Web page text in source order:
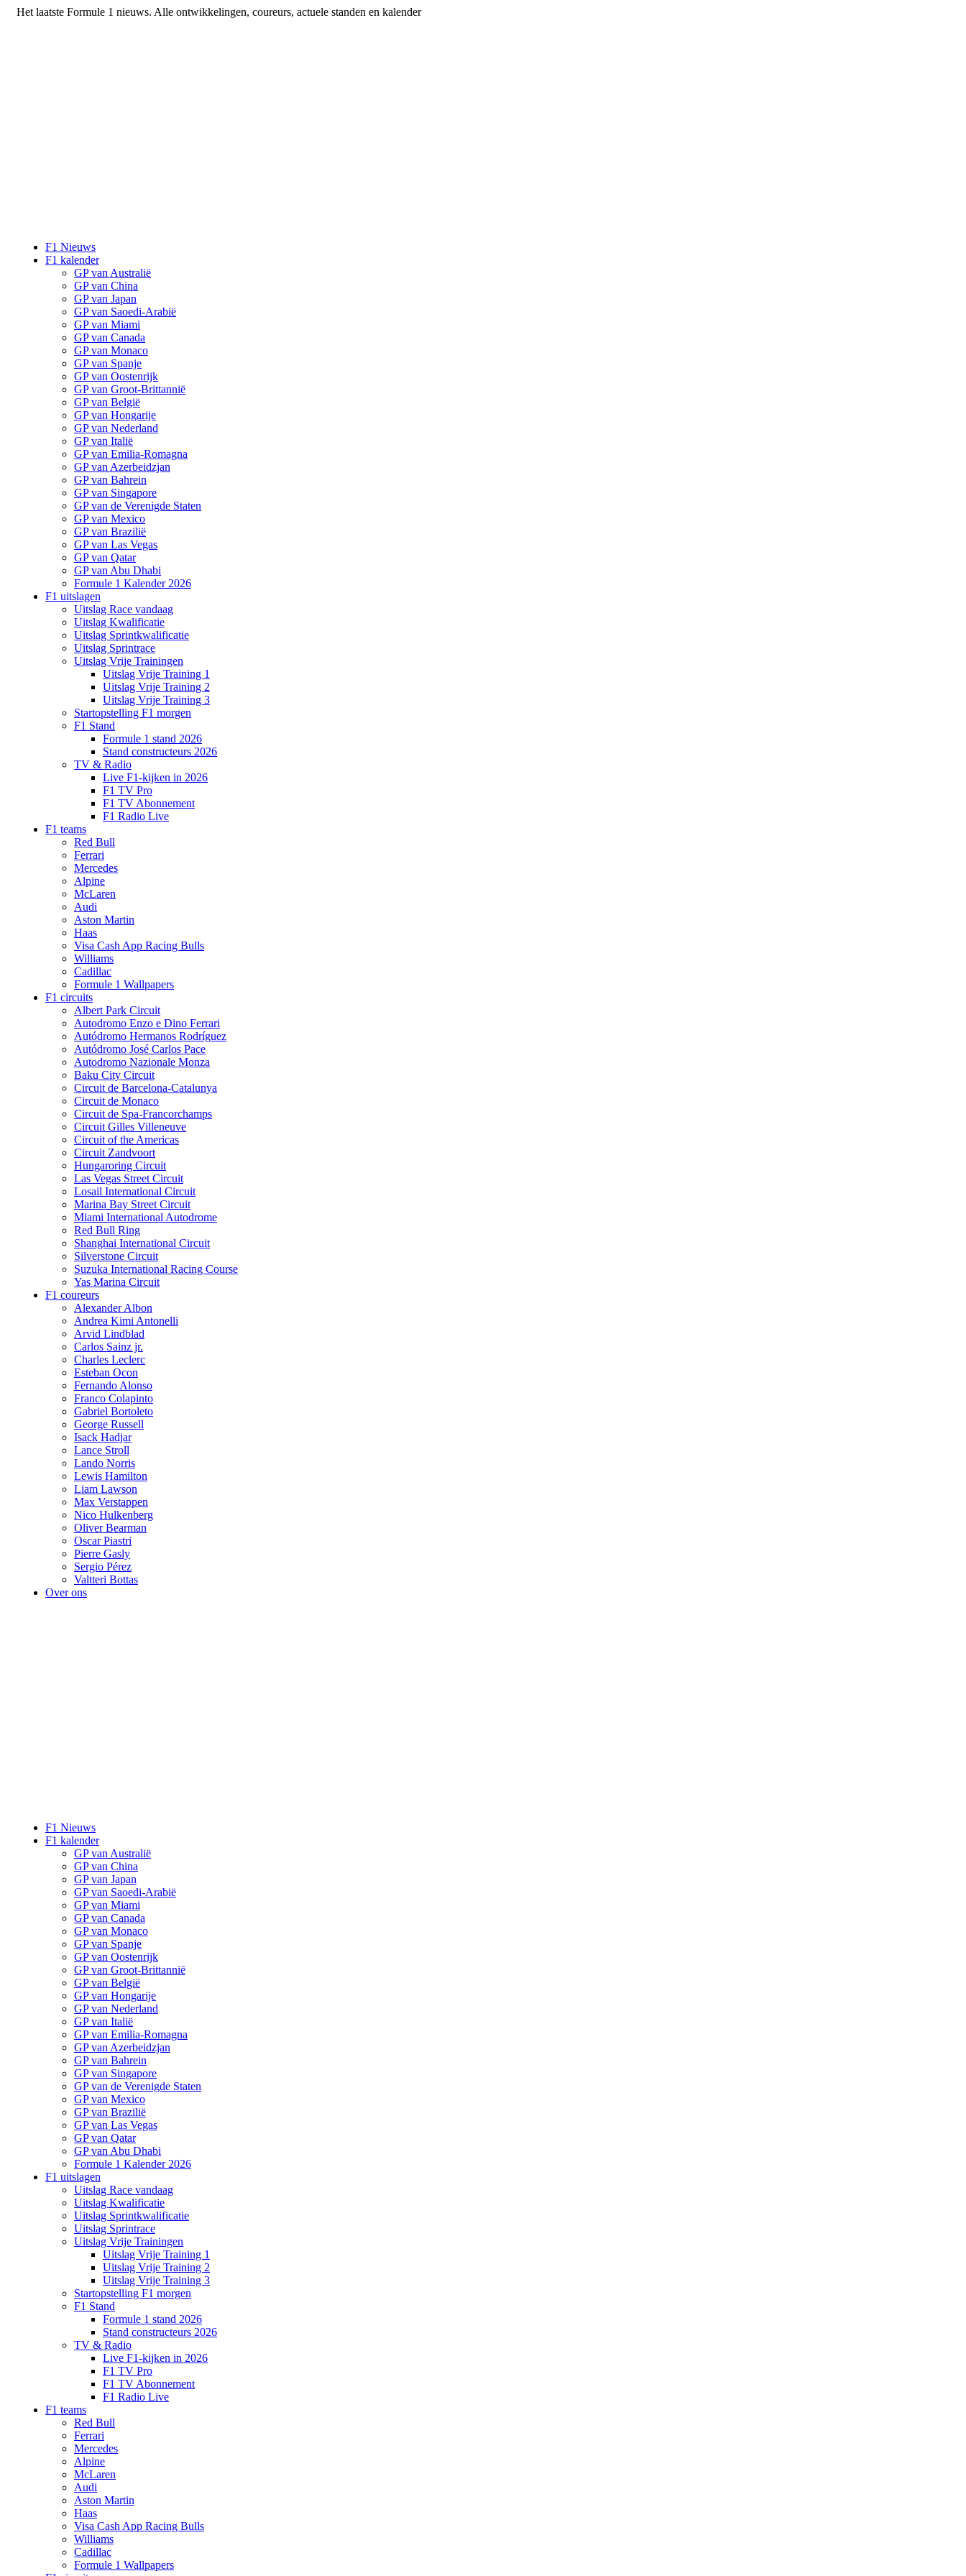
Het laatste Formule 1 nieuws. Alle ontwikkelingen, coureurs, actuele standen en kalender
F1 Nieuws
F1 kalender
GP van Australië
GP van China
GP van Japan
GP van Saoedi-Arabië
GP van Miami
GP van Canada
GP van Monaco
GP van Spanje
GP van Oostenrijk
GP van Groot-Brittannië
GP van België
GP van Hongarije
GP van Nederland
GP van Italië
GP van Emilia-Romagna
GP van Azerbeidzjan
GP van Bahrein
GP van Singapore
GP van de Verenigde Staten
GP van Mexico
GP van Brazilië
GP van Las Vegas
GP van Qatar
GP van Abu Dhabi
Formule 1 Kalender 2026
F1 uitslagen
Uitslag Race vandaag
Uitslag Kwalificatie
Uitslag Sprintkwalificatie
Uitslag Sprintrace
Uitslag Vrije Trainingen
Uitslag Vrije Training 1
Uitslag Vrije Training 2
Uitslag Vrije Training 3
Startopstelling F1 morgen
F1 Stand
Formule 1 stand 2026
Stand constructeurs 2026
TV & Radio
Live F1-kijken in 2026
F1 TV Pro
F1 TV Abonnement
F1 Radio Live
F1 teams
Red Bull
Ferrari
Mercedes
Alpine
McLaren
Audi
Aston Martin
Haas
Visa Cash App Racing Bulls
Williams
Cadillac
Formule 1 Wallpapers
F1 circuits
Albert Park Circuit
Autodromo Enzo e Dino Ferrari
Autódromo Hermanos Rodríguez
Autódromo José Carlos Pace
Autodromo Nazionale Monza
Baku City Circuit
Circuit de Barcelona-Catalunya
Circuit de Monaco
Circuit de Spa-Francorchamps
Circuit Gilles Villeneuve
Circuit of the Americas
Circuit Zandvoort
Hungaroring Circuit
Las Vegas Street Circuit
Losail International Circuit
Marina Bay Street Circuit
Miami International Autodrome
Red Bull Ring
Shanghai International Circuit
Silverstone Circuit
Suzuka International Racing Course
Yas Marina Circuit
F1 coureurs
Alexander Albon
Andrea Kimi Antonelli
Arvid Lindblad
Carlos Sainz jr.
Charles Leclerc
Esteban Ocon
Fernando Alonso
Franco Colapinto
Gabriel Bortoleto
George Russell
Isack Hadjar
Lance Stroll
Lando Norris
Lewis Hamilton
Liam Lawson
Max Verstappen
Nico Hulkenberg
Oliver Bearman
Oscar Piastri
Pierre Gasly
Sergio Pérez
Valtteri Bottas
Over ons
F1 Nieuws
F1 kalender
GP van Australië
GP van China
GP van Japan
GP van Saoedi-Arabië
GP van Miami
GP van Canada
GP van Monaco
GP van Spanje
GP van Oostenrijk
GP van Groot-Brittannië
GP van België
GP van Hongarije
GP van Nederland
GP van Italië
GP van Emilia-Romagna
GP van Azerbeidzjan
GP van Bahrein
GP van Singapore
GP van de Verenigde Staten
GP van Mexico
GP van Brazilië
GP van Las Vegas
GP van Qatar
GP van Abu Dhabi
Formule 1 Kalender 2026
F1 uitslagen
Uitslag Race vandaag
Uitslag Kwalificatie
Uitslag Sprintkwalificatie
Uitslag Sprintrace
Uitslag Vrije Trainingen
Uitslag Vrije Training 1
Uitslag Vrije Training 2
Uitslag Vrije Training 3
Startopstelling F1 morgen
F1 Stand
Formule 1 stand 2026
Stand constructeurs 2026
TV & Radio
Live F1-kijken in 2026
F1 TV Pro
F1 TV Abonnement
F1 Radio Live
F1 teams
Red Bull
Ferrari
Mercedes
Alpine
McLaren
Audi
Aston Martin
Haas
Visa Cash App Racing Bulls
Williams
Cadillac
Formule 1 Wallpapers